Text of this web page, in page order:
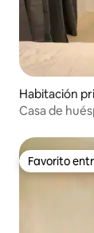
Habitación
Casa de
Favorito
Favorito